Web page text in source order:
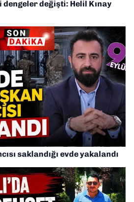
değişti: Helil Kınay
saklandığı evde yakalandı